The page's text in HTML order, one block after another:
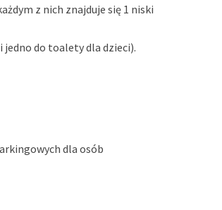
z nich znajduje się 1 niski
jedno do toalety dla dzieci).
dla osób